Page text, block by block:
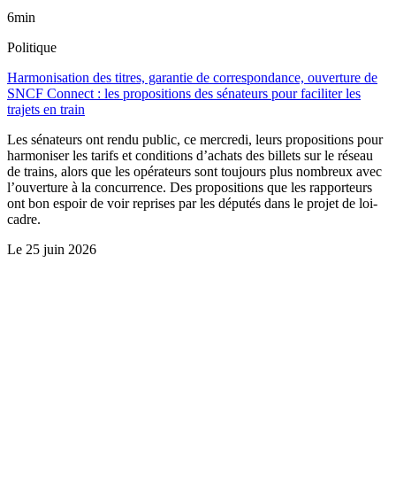
6min
Politique
Harmonisation des titres, garantie de correspondance, ouverture de
SNCF Connect : les propositions des sénateurs pour faciliter les
trajets en train
Les sénateurs ont rendu public, ce mercredi, leurs propositions pour
harmoniser les tarifs et conditions d’achats des billets sur le réseau
de trains, alors que les opérateurs sont toujours plus nombreux avec
l’ouverture à la concurrence. Des propositions que les rapporteurs
ont bon espoir de voir reprises par les députés dans le projet de loi-
cadre.
Le 25 juin 2026